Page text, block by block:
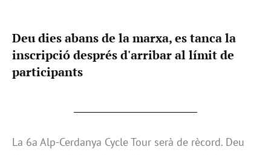
Deu dies abans de la marxa, es tanca la
inscripció després d'arribar al límit de
participants
La 6a Alp-Cerdanya Cycle Tour serà de rècord. Deu